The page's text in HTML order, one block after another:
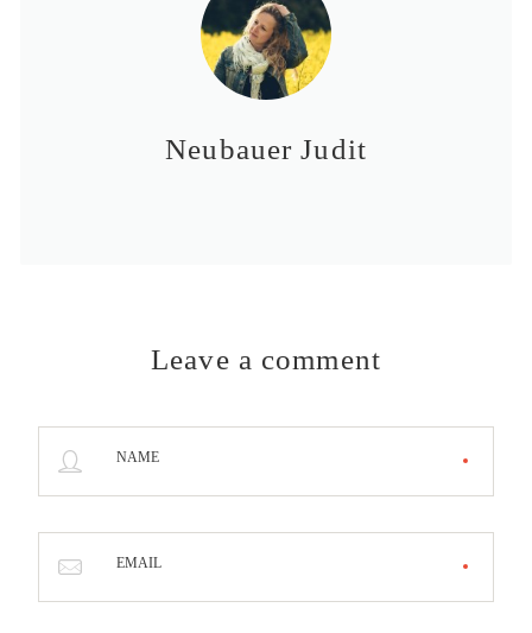
Neubauer Judit
Leave a comment
NAME
EMAIL